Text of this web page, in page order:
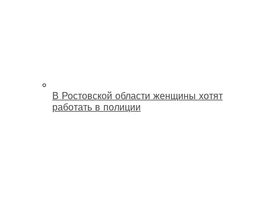
В Ростовской области женщины хотят
работать в полиции